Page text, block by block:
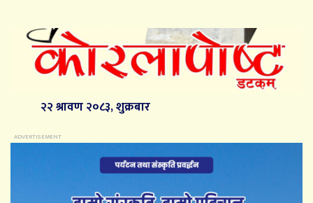
२२ श्रावण २०८३, शुक्रबार